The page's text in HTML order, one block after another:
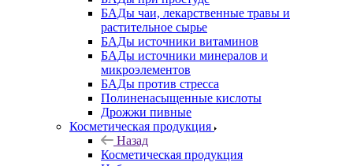
БАДы чаи, лекарственные травы и
растительное сырье
БАДы источники витаминов
БАДы источники минералов и
микроэлементов
БАДы против стресса
Полиненасыщенные кислоты
Дрожжи пивные
Косметическая продукция
Назад
Косметическая продукция